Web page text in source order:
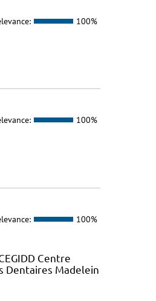
100%
100%
100%
Centre
Dentaires Madelein